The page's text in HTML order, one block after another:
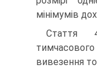
мінімумів
Стаття
вивезення